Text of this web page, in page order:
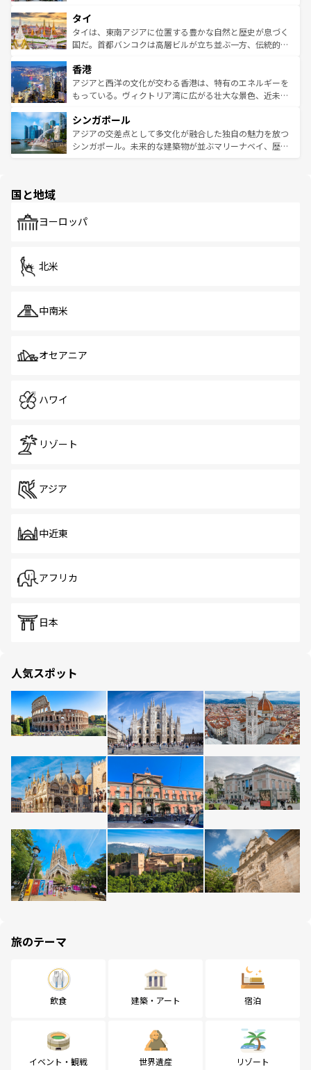
リティに包まれながら、韓国の多彩な魅力を心ゆくまで味
わってみてほしい。 なお、新着の韓国情報はコンテンツ一
覧を参照してほしい。
急速な発展と共に伝統が息づく。ハノイの古い町並みやホ
ーチミン市のフランス統治時代の建物も、独特の雰囲気を
醸し出している。また、バラエティの豊かさとおいしさで
とつ。フォーやバインミー、ベトナムコーヒーなどは、ぜ
ひ現地で味わいたい。どの地域を訪れてもあたたかい人々
が旅行者を迎えてくれるので、きっと忘れられない旅にな
参照してほしい。
タイ
タイは、東南アジアに位置する豊かな自然と歴史が息づく
国だ。首都バンコクは高層ビルが立ち並ぶ一方、伝統的な
の活気が交差している。北部ではチェンマイなどの山岳地
帯で自然と触れ合い、南部ではプーケットやクラビの美し
いビーチでリゾート気分を楽しむことができる。タイ料理
激する。気候は一年中温暖で、どの季節にも異なる楽しみ
が待っている。親しみやすいタイの人々、仏教を中心とし
た文化、そして多様な観光資源が、訪れる旅人を魅了し続
香港
アジアと西洋の文化が交わる香港は、特有のエネルギーを
もっている。ヴィクトリア湾に広がる壮大な景色、近未来
み、どこを訪れても感動するはず。観光スポットが密集し
ており、効率よく見どころを回れるのも魅力。息をのむよ
うな絶景から文化的な体験まで、香港を存分に楽しみ尽く
シンガポール
アジアの交差点として多文化が融合した独自の魅力を放つ
シンガポール。未来的な建築物が並ぶマリーナベイ、歴史
で、ホーカーズは地元の風情を楽しめる外せないスポット
国と地域
ヨーロッパ
北米
中南米
オセアニア
ハワイ
リゾート
アジア
中近東
アフリカ
日本
人気スポット
旅のテーマ
飲食 建築・アート 宿泊
イベント・観戦 世界遺産 リゾート